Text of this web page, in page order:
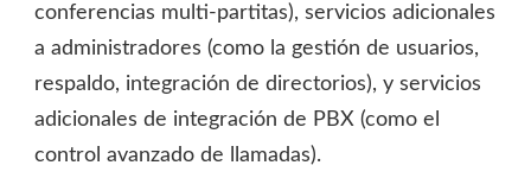
conferencias multi-partitas), servicios adicionales
a administradores (como la gestión de usuarios,
respaldo, integración de directorios), y servicios
adicionales de integración de PBX (como el
control avanzado de llamadas).